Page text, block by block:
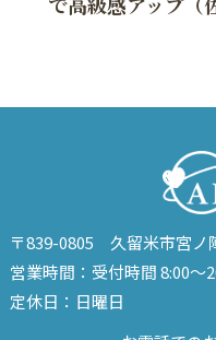
〒839-0805 久留米市宮ノ
営業時間：受付時間 8:00～